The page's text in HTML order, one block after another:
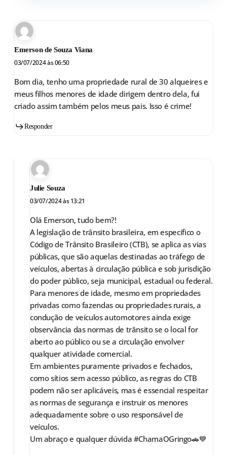
Emerson de Souza Viana
03/07/2024 às 06:50
Bom dia, tenho uma propriedade rural de 30 alqueires e
meus filhos menores de idade dirigem dentro dela, fui
criado assim também pelos meus pais. Isso é crime!
Responder
Julie Souza
03/07/2024 às 13:21
Olá Emerson, tudo bem?!
A legislação de trânsito brasileira, em específico o
Código de Trânsito Brasileiro (CTB), se aplica as vias
públicas, que são aquelas destinadas ao tráfego de
veículos, abertas à circulação pública e sob jurisdição
do poder público, seja municipal, estadual ou federal.
Para menores de idade, mesmo em propriedades
privadas como fazendas ou propriedades rurais, a
condução de veículos automotores ainda exige
observância das normas de trânsito se o local for
aberto ao público ou se a circulação envolver
qualquer atividade comercial.
Em ambientes puramente privados e fechados,
como sítios sem acesso público, as regras do CTB
podem não ser aplicáveis, mas é essencial respeitar
as normas de segurança e instruir os menores
adequadamente sobre o uso responsável de
veículos.
Um abraço e qualquer dúvida #ChamaOGringo🚗💙